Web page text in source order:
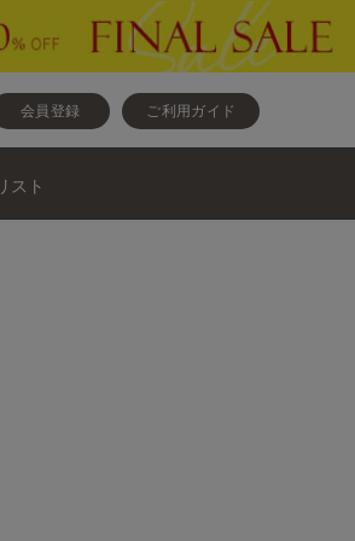
会員登録 ご利用ガイド
スト